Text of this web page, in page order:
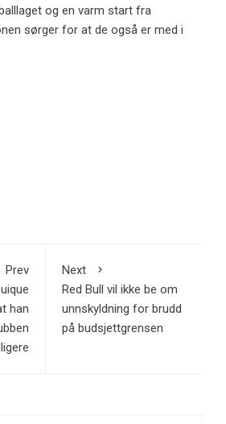
og en varm start fra
sørger for at de også er med i
Prev
han
Next
Red Bull vil ikke be om
unnskyldning for brudd
på budsjettgrensen